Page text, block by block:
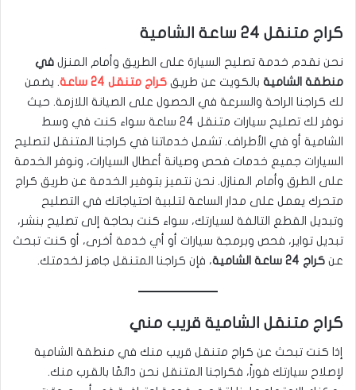
كراج متنقل 24 ساعة الشامية
نحن نقدم خدمة تصليح السيارة على الطريق وأمام المنزل في
منطقة الشامية بالكويت عن طريق كراج متنقل 24 ساعة
. يضمن
لك كراجنا الراحة والسرعة في الحصول على الصيانة اللازمة. حيث
نوفر لك تصليح سيارات متنقل 24 ساعة سواء كنت في وسط
الشامية أو في الأطراف. تشمل خدماتنا في كراجنا المتنقل لتصليح
السيارات جميع خدمات فحص وصيانة أعطال السيارات، ونوفر الخدمة
على الطرق وأمام المنازل. نحن نتميز بتوفير الخدمة عن طريق كراج
متحرك يعمل على مدار الساعة لتلبية احتياجاتك في التصليح
وتبديل القطع التالفة لسيارتك، سواء كنت بحاجة إلى تصليح بنشر،
تبديل تواير، فحص وبرمجة سيارات أو أي خدمة أخرى، أو كنت تبحث
عن كراج 24 ساعة الشامية ، فإن كراجنا المتنقل جاهز لخدمتك.
كراج متنقل الشامية قريب مني
إذا كنت تبحث عن كراج متنقل قريب منك في منطقة الشامية
لإصلاح سيارتك فوراً، فكراجنا المتنقل نحن دائمًا بالقرب منك.